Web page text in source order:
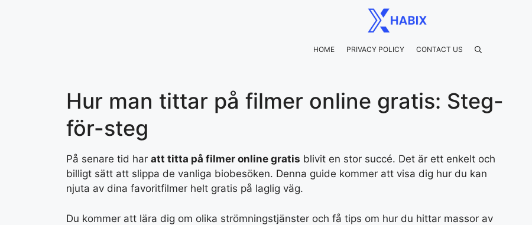
HOME PRIVACY POLICY CONTACT US
Hur man tittar på filmer online gratis: Steg-
för-steg
På senare tid har att titta på filmer online gratis blivit en stor succé. Det är ett enkelt och
billigt sätt att slippa de vanliga biobesöken. Denna guide kommer att visa dig hur du kan
njuta av dina favoritfilmer helt gratis på laglig väg.
Du kommer att lära dig om olika strömningstjänster och få tips om hur du hittar massor av